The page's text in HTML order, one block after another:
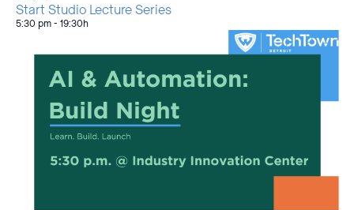
Start Studio Lecture Series
5:30 pm- 19:30h